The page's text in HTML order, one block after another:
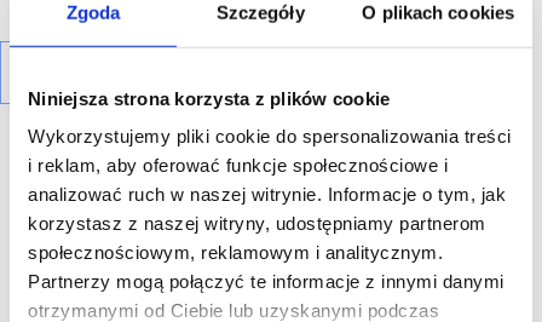
Zgoda Szczegóły O plikach cookies
Niniejsza strona korzysta z plików cookie
Wykorzystujemy pliki cookie do spersonalizowania treści
i reklam, aby oferować funkcje społecznościowe i
analizować ruch w naszej witrynie. Informacje o tym, jak
korzystasz z naszej witryny, udostępniamy partnerom
społecznościowym, reklamowym i analitycznym.
Partnerzy mogą połączyć te informacje z innymi danymi
otrzymanymi od Ciebie lub uzyskanymi podczas
R E K L A M A